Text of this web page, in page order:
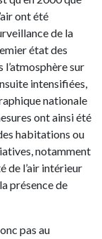
ont été
de la
état des
l’atmosphère sur
intensifiées,
nationale
ont ainsi été
habitations ou
notamment
de l’air intérieur
présence de
pas au